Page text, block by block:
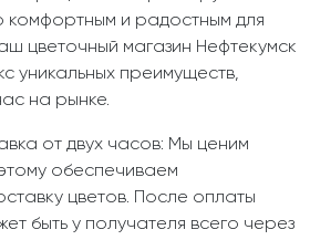
комфортным и радостным для
цветочный магазин Нефтекумск
уникальных преимуществ,
на рынке.
от двух часов: Мы ценим
обеспечиваем
цветов. После оплаты
быть у получателя всего через